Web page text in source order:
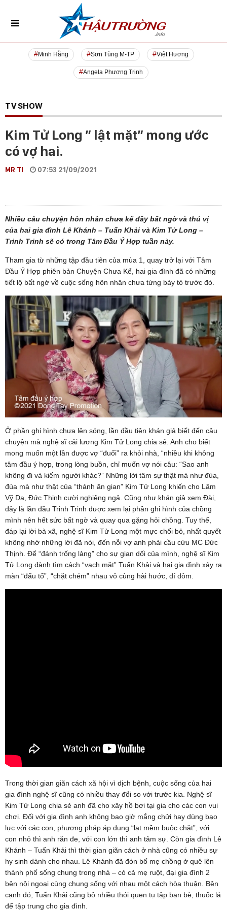
Minh Hằng Sơn Tùng M-TP Việt Hương
Angela Phương Trinh
TV SHOW
Kim Tử Long ” lật mặt” mong ước
có vợ hai.
MR TI 07:53 21/09/2021
Nhiều câu chuyện hôn nhân chưa kể đầy bất ngờ và thú vị
của hai gia đình Lê Khánh – Tuấn Khải và Kim Tử Long –
Trinh Trinh sẽ có trong Tâm Đầu Ý Hợp tuần này.
Tham gia từ những tập đầu tiên của mùa 1, quay trở lại với Tâm
Đầu Ý Hợp phiên bản Chuyện Chưa Kể, hai gia đình đã có những
tiết lộ bất ngờ về cuộc sống hôn nhân chưa từng bày tỏ trước đó.
Ở phần ghi hình chưa lên sóng, lần đầu tiên khán giả biết đến câu
chuyện mà nghệ sĩ cải lương Kim Tử Long chia sẻ. Anh cho biết
mong muốn một lần được vợ “đuổi” ra khỏi nhà, “nhiều khi không
tâm đầu ý hợp, trong lòng buồn, chỉ muốn vợ nói câu: “Sao anh
không đi và kiếm người khác?” Những lời tâm sự thật mà như đùa,
đùa mà như thật của “thánh ăn gian” Kim Tử Long khiến cho Lâm
Vỹ Dạ, Đức Thịnh cười nghiêng ngả. Cũng như khán giả xem Đài,
đây là lần đầu Trinh Trinh được xem lại phần ghi hình của chồng
mình nên hết sức bất ngờ và quay qua gặng hỏi chồng. Tuy thế,
đáp lại lời bà xã, nghệ sĩ Kim Tử Long một mực chối bỏ, nhất quyết
không nhớ những lời đã nói, đến nỗi vợ anh phải cầu cứu MC Đức
Thịnh. Để “đánh trống lảng” cho sự gian dối của mình, nghệ sĩ Kim
Tử Long đành tìm cách “vạch mặt” Tuấn Khải và hai gia đình xảy ra
màn “đấu tố”, “chặt chém” nhau vô cùng hài hước, dí dỏm.
Trong thời gian giãn cách xã hội vì dịch bệnh, cuộc sống của hai
gia đình nghệ sĩ cũng có nhiều thay đổi so với trước kia. Nghệ sĩ
Kim Tử Long chia sẻ anh đã cho xây hồ bơi tại gia cho các con vui
chơi. Đối với gia đình anh không bao giờ mắng chửi hay dùng bạo
lực với các con, phương pháp áp dụng “lạt mềm buộc chặt”, với
con nhỏ thì anh răn đe, với con lớn thì anh tâm sự. Còn gia đình Lê
Khánh – Tuấn Khải thì thời gian giãn cách ở nhà cũng có nhiều sự
hy sinh dành cho nhau. Lê Khánh đã đón bố mẹ chồng ở quê lên
thành phố sống chung trong nhà – có cả mẹ ruột, đại gia đình 2
bên nội ngoại cùng chung sống với nhau một cách hòa thuận. Bên
cạnh đó, Tuấn Khải cũng bỏ nhiều thói quen tụ tập bạn bè, thuốc lá
để tập trung cho gia đình.